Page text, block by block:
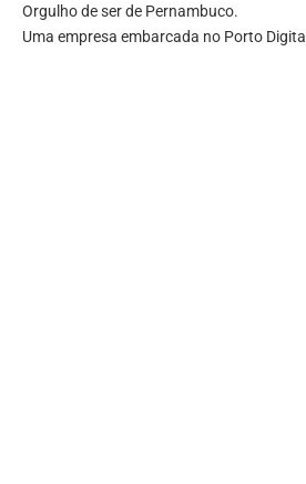
Orgulho de ser de Pernambuco.
Uma empresa embarcada no Porto Digital